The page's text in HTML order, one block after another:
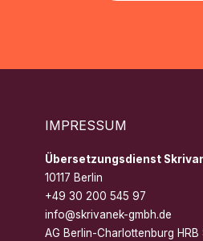
IMPRESSUM
Übersetzungsdienst
10117 Berlin
+49 30 200 545 97
info@skrivanek-gmbh.de
AG Berlin-Charlottenburg